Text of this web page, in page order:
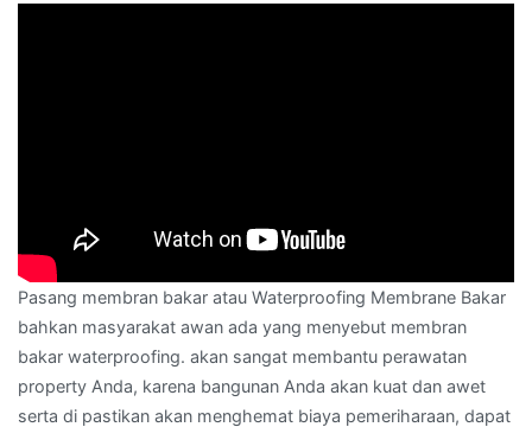
Pasang membran bakar atau Waterproofing Membrane Bakar
bahkan masyarakat awan ada yang menyebut membran
bakar waterproofing. akan sangat membantu perawatan
property Anda, karena bangunan Anda akan kuat dan awet
serta di pastikan akan menghemat biaya pemeriharaan, dapat